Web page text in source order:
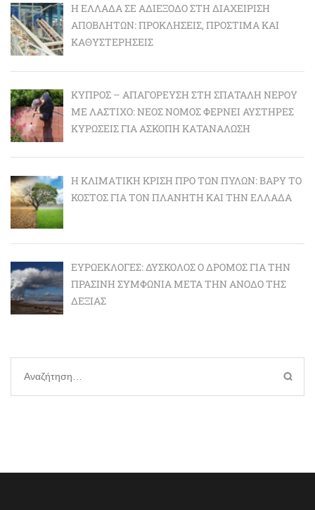
Η ΕΛΛΆΔΑ ΣΕ ΑΔΙΈΞΟΔΟ ΣΤΗ ΔΙΑΧΕΊΡΙΣΗ
ΑΠΟΒΛΉΤΩΝ: ΠΡΟΚΛΉΣΕΙΣ, ΠΡΌΣΤΙΜΑ ΚΑΙ
ΚΑΘΥΣΤΕΡΉΣΕΙΣ
ΚΎΠΡΟΣ – ΑΠΑΓΌΡΕΥΣΗ ΣΤΗ ΣΠΑΤΆΛΗ ΝΕΡΟΎ
ΜΕ ΛΆΣΤΙΧΟ: ΝΈΟΣ ΝΌΜΟΣ ΦΈΡΝΕΙ ΑΥΣΤΗΡΈΣ
ΚΥΡΏΣΕΙΣ ΓΙΑ ΆΣΚΟΠΗ ΚΑΤΑΝΆΛΩΣΗ
Η ΚΛΙΜΑΤΙΚΉ ΚΡΊΣΗ ΠΡΟ ΤΩΝ ΠΥΛΏΝ: BΑΡΎ ΤΟ
ΚΌΣΤΟΣ ΓΙΑ ΤΟΝ ΠΛΑΝΉΤΗ ΚΑΙ ΤΗΝ ΕΛΛΆΔΑ
ΕΥΡΩΕΚΛΟΓΈΣ: ΔΎΣΚΟΛΟΣ Ο ΔΡΌΜΟΣ ΓΙΑ ΤΗΝ
ΠΡΆΣΙΝΗ ΣΥΜΦΩΝΊΑ ΜΕΤΆ ΤΗΝ ΆΝΟΔΟ ΤΗΣ
ΔΕΞΙΆΣ
Αναζήτηση
για: